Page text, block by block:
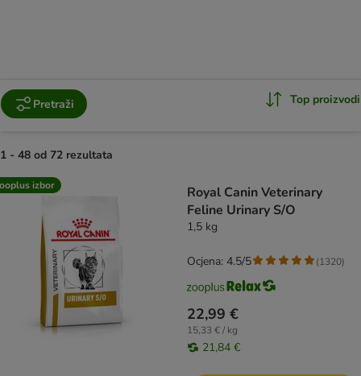
Pretraži Top proizvodi
1 - 48 od 72 rezultata
artikli proizvoda su promijenjeni
izbor
Royal Canin Veterinary
Feline Urinary S/O
1,5 kg
22,99 €
15,33 € / kg
21,84 €
Ocjena: 4.5/5 (1320)